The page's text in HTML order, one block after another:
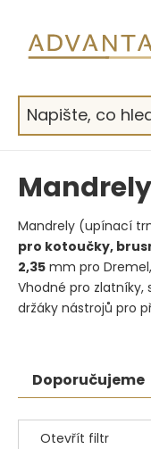
obsah
Mandrely
Mandrely (upínací
pro kotoučky,
2,35 mm pro
Vhodné pro zlatníky,
držáky nástrojů pro
Řazení
produktů
Doporučujeme
Otevřít filtr